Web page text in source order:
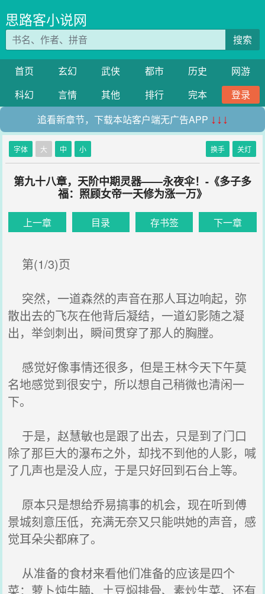
思路客小说网
搜索
首页 玄幻 武侠 都市 历史
网游
科幻
言情 其他 排行 完本
登录
追看新章节，下载本站客户端无广告APP ↓↓↓
字体 大 中 小 换手 关灯
第九十八章，天阶中期灵器——永夜伞！-《多子多
福：照顾女帝一天修为涨一万》
上一章 目录 存书签 下一章
第(1/3)页
突然，一道森然的声音在那人耳边响起，弥
散出去的飞灰在他背后凝结，一道幻影随之凝
出，举剑刺出，瞬间贯穿了那人的胸膛。
感觉好像事情还很多，但是王林今天下午莫
名地感觉到很安宁，所以想自己稍微也清闲一
下。
于是，赵慧敏也是跟了出去，只是到了门口
除了那巨大的瀑布之外，却找不到他的人影，喊
了几声也是没人应，于是只好回到石台上等。
原本只是想给乔易搞事的机会，现在听到傅
景城刻意压低，充满无奈又只能哄她的声音，感
觉耳朵尖都麻了。
从准备的食材来看他们准备的应该是四个
菜：萝卜炖牛腩、土豆焖排骨、素炒生菜、还有